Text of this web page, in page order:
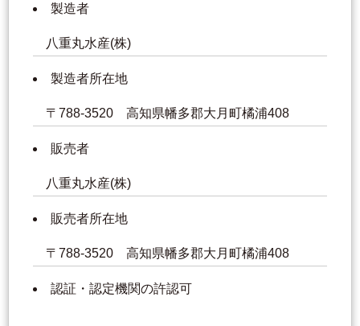
製造者
八重丸水産(株)
製造者所在地
〒788-3520 高知県幡多郡大月町橘浦408
販売者
八重丸水産(株)
販売者所在地
〒788-3520 高知県幡多郡大月町橘浦408
認証・認定機関の許認可